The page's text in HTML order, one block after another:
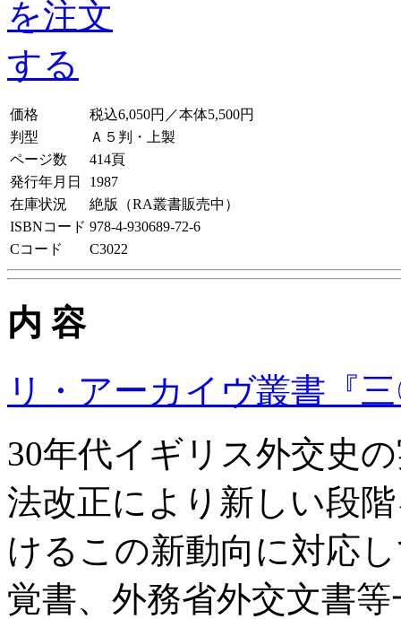
価格
税込6,050円／本体5,500円
判型
Ａ５判・上製
ページ数
414頁
発行年月日
1987
在庫状況
絶版（RA叢書販売中）
ISBNコード 978-4-930689-72-6
Cコード
C3022
内 容
リ・アーカイヴ叢書『
30年代イギリス外交史
法改正により新しい段
けるこの新動向に対応
覚書、外務省外交文書